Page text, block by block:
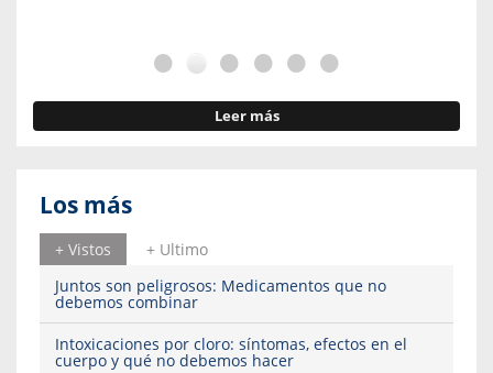
Leer más
Los más
+ Vistos
+ Ultimo
Juntos son peligrosos: Medicamentos que no
debemos combinar
Intoxicaciones por cloro: síntomas, efectos en el
cuerpo y qué no debemos hacer